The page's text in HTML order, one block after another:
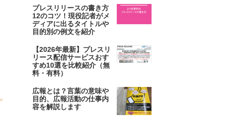
プレスリリースの書き方
12のコツ！現役記者がメ
ディアに出るタイトルや
目的別の例文を紹介
【2026年最新】プレスリ
リース配信サービスおす
すめ10選を比較紹介（無
料・有料）
広報とは？言葉の意味や
目的、広報活動の仕事内
容を解説します